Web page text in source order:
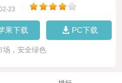
23
果下载 PC下载
场，安全绿色